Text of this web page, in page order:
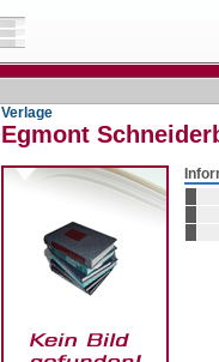
Verlage
Egmont